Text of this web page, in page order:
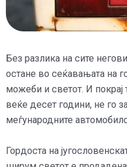
Без разлика на сите
остане во сеќавањата на
можеби и светот. И
веќе десет години, не го
меѓународните
Гордоста на